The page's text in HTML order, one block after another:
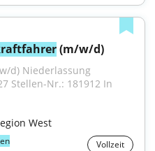
(m/w/d)
d) Niederlassung
Stellen-Nr.: 181912 In
West
Vollzeit